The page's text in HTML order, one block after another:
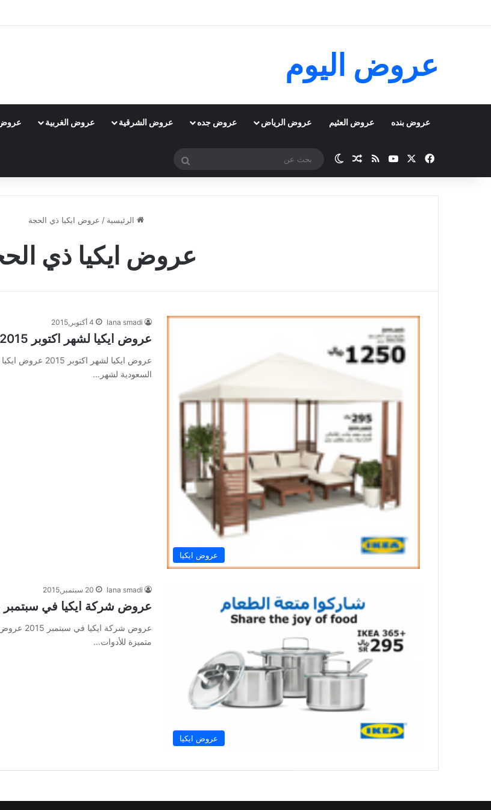
عروض اليوم
عروض بنده عروض العثيم عروض الرياض عروض جده عروض الشرقية عروض الغربية عروض
فيسبوك ‫YouTubeملخص الموقع RSS
مقال عشوائي
الوضع المظلم
بحث
الرئيسية / عروض ايكيا ذي الحجة
عروض ايكيا ذي
عروض ايكيا
lana smadi 4 أكتوبر,2015
عروض ايكيا لشهر اكتوبر 2015
السعودية لشهر…
عروض ايكيا
lana smadi 20 سبتمبر,2015
عروض شركة ايكيا في سبتمبر 2015
متميزة للأدوات…